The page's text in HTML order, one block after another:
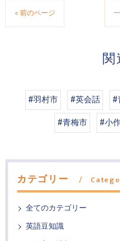
< 前のページ
#羽村市 #英会話 #
#青梅市
#小
カテゴリー
全てのカテゴリー
英語豆知識